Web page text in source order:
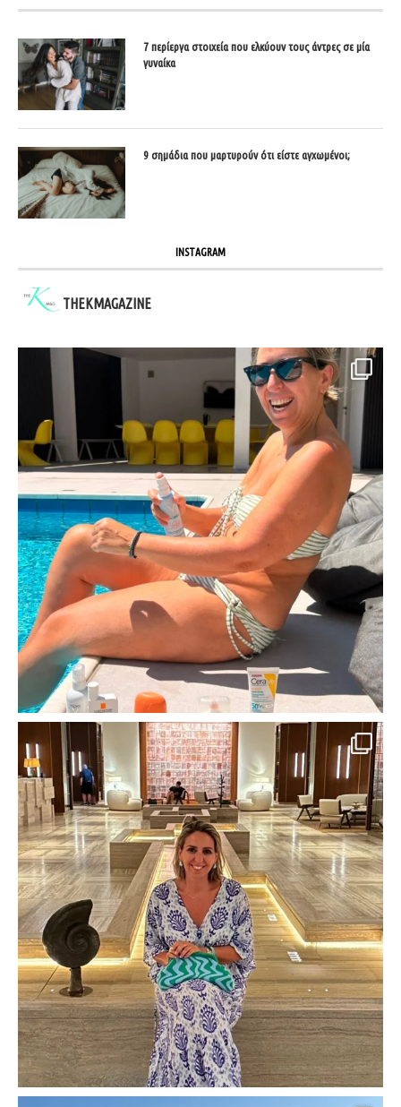
7 περίεργα στοιχεία που ελκύουν τους άντρες σε μία
γυναίκα
9 σημάδια που μαρτυρούν ότι είστε αγχωμένοι;
INSTAGRAM
THEKMAGAZINE